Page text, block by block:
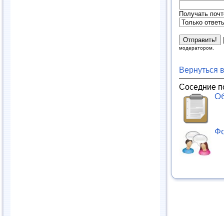
Получать
модератором.
Вернуться
Соседние